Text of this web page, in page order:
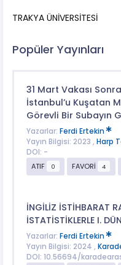
TRAKYA ÜNİVERSİTESİ
Popüler Yayınları
31 Mart Vakası
İstanbul’u Kuşatan
Görevli Bir Subayın
Yazarlar: Ferdi Ertekin
Yayın Bilgisi: 2023 , Harp
DOI: -
ATIF
0 FAVORİ 4
İNGİLİZ İSTİHBARAT
İSTATİSTİKLERLE I.
Yazarlar: Ferdi Ertekin
Yayın Bilgisi: 2024 ,
DOI: 10.56694/